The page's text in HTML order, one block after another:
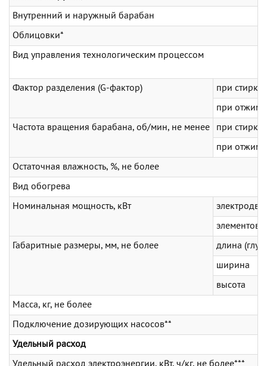
Внутренний и наружный барабан
Облицовки*
Вид управления технологическим процессом
Фактор разделения (G-фактор) при стирке
при отжиме
Частота вращения барабана, об/мин, не менее при стирке
при отжиме
Остаточная влажность, %, не более
Вид обогрева
Номинальная мощность, кВт
элементов
Габаритные размеры, мм, не более длина
ширина
высота
Масса, кг, не более
Подключение дозирующих насосов**
Удельный расход
Удельный расход электроэнергии, кВт. ч/кг, не более***